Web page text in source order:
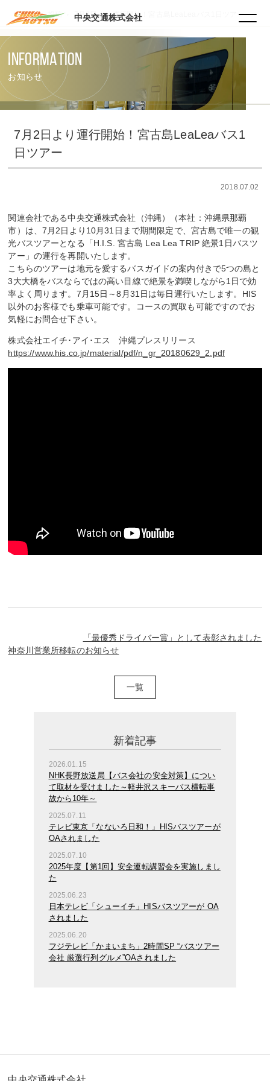
中央交通株式会社
HOME 投稿 7月2日より運行開始！宮古島LeaLeaバス1日ツアー
お知らせ
INFORMATION
7月2日より運行開始！宮古島LeaLeaバス1
日ツアー
2018.07.02
関連会社である中央交通株式会社（沖縄）（本社：沖縄県那覇
市）は、7月2日より10月31日まで期間限定で、宮古島で唯一の観
光バスツアーとなる「H.I.S. 宮古島 Lea Lea TRIP 絶景1日バスツ
アー」の運行を再開いたします。
こちらのツアーは地元を愛するバスガイドの案内付きで5つの島と
3大大橋をバスならではの高い目線で絶景を満喫しながら1日で効
率よく周ります。7月15日～8月31日は毎日運行いたします。HIS
以外のお客様でも乗車可能です。コースの買取も可能ですのでお
気軽にお問合せ下さい。
株式会社エイチ･アイ･エス 沖縄プレスリリース
https://www.his.co.jp/material/pdf/n_gr_20180629_2.pdf
「最優秀ドライバー賞」として表彰されました
神奈川営業所移転のお知らせ
一覧
新着記事
2026.01.15
NHK長野放送局【バス会社の安全対策】につい
て取材を受けました～軽井沢スキーバス横転事
故から10年～
2025.07.11
テレビ東京「なないろ日和！」HISバスツアーが
OAされました
2025.07.10
2025年度【第1回】安全運転講習会を実施しまし
た
2025.06.23
日本テレビ「シューイチ」HISバスツアーが OA
されました
2025.06.20
フジテレビ「かまいまち」2時間SP “バスツアー
会社 厳選行列グルメ”OAされました